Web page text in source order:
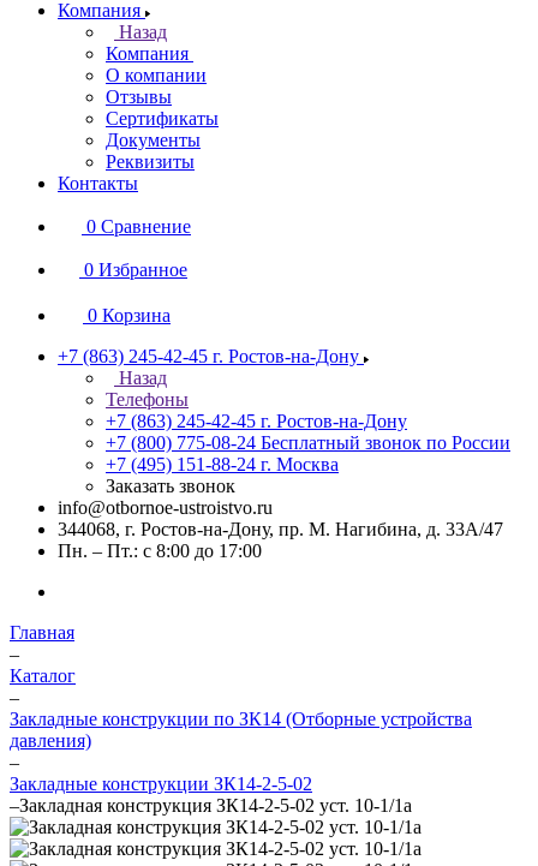
Компания
Назад
Компания
О компании
Отзывы
Сертификаты
Документы
Реквизиты
Контакты
0 Сравнение
0 Избранное
0 Корзина
+7 (863) 245-42-45 г. Ростов-на-Дону
Назад
Телефоны
+7 (863) 245-42-45 г. Ростов-на-Дону
+7 (800) 775-08-24 Бесплатный звонок по России
+7 (495) 151-88-24 г. Москва
Заказать звонок
info@otbornoe-ustroistvo.ru
344068, г. Ростов-на-Дону, пр. М. Нагибина, д. 33А/47
Пн. – Пт.: с 8:00 до 17:00
Главная
–
Каталог
–
Закладные конструкции по ЗК14 (Отборные устройства
давления)
–
Закладные конструкции ЗК14-2-5-02
–Закладная конструкция ЗК14-2-5-02 уст. 10-1/1а